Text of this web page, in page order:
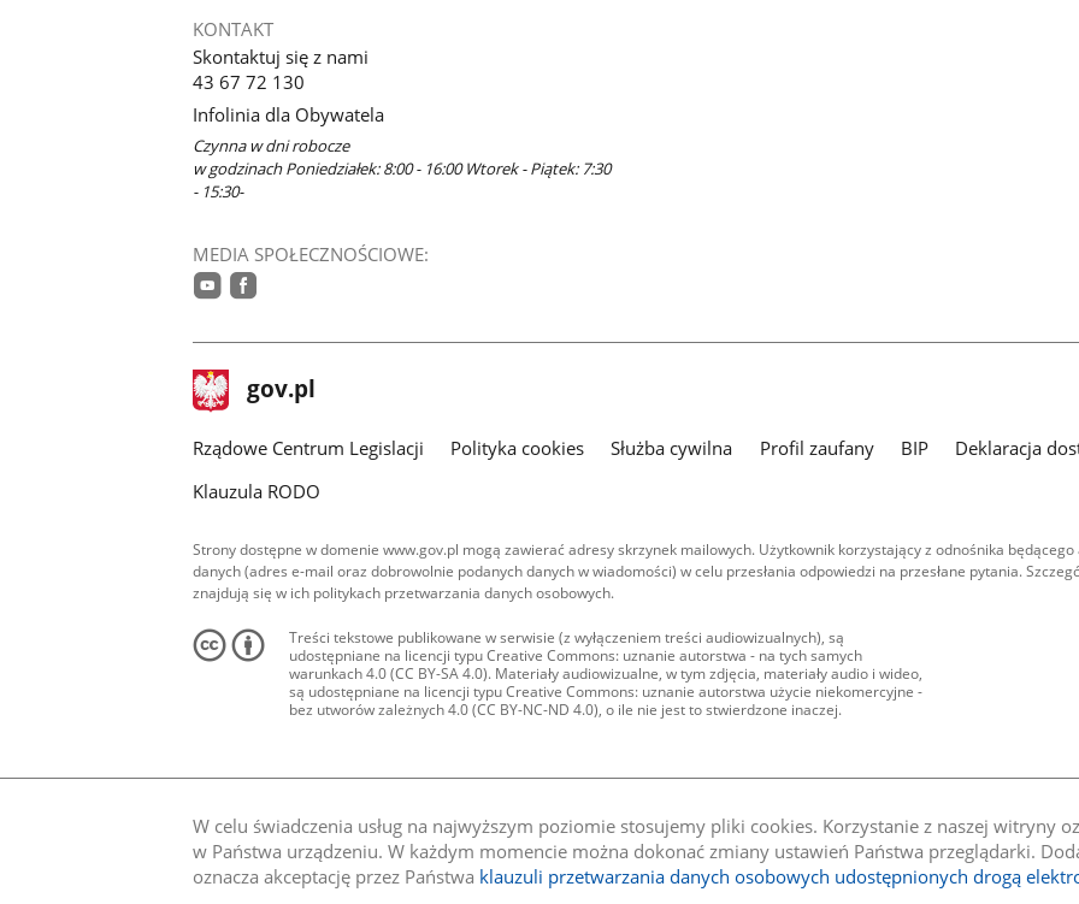
W celu świadczenia usług na najwyższym poziomie stosujemy pliki cookies. Korzystanie z naszej witryny
w Państwa urządzeniu. W każdym momencie można dokonać zmiany ustawień Państwa przeglądarki.
oznacza akceptację przez Państwa klauzuli przetwarzania danych osobowych udostępnionych drogą
KONTAKT
Skontaktuj się z nami
43 67 72 130
Infolinia dla Obywatela
Czynna w dni robocze
w godzinach Poniedziałek: 8:00 - 16:00 Wtorek - Piątek: 7:30
- 15:30-
MEDIA SPOŁECZNOŚCIOWE:
stopka
gov.pl Strona
gov.pl
Rządowe Centrum Legislacji Polityka cookies Służba cywilna Profil zaufany BIP
Deklaracja
Klauzula RODO
Strony dostępne w domenie www.gov.pl mogą zawierać adresy skrzynek mailowych. Użytkownik korzystający z odnośnika
danych (adres e-mail oraz dobrowolnie podanych danych w wiadomości) w celu przesłania odpowiedzi na przesłane pytania.
znajdują się w ich politykach przetwarzania danych osobowych.
Treści tekstowe publikowane w serwisie (z wyłączeniem treści audiowizualnych), są
udostępniane na licencji typu Creative Commons: uznanie autorstwa - na tych samych
warunkach 4.0 (CC BY-SA 4.0). Materiały audiowizualne, w tym zdjęcia, materiały audio i wideo,
są udostępniane na licencji typu Creative Commons: uznanie autorstwa użycie niekomercyjne -
bez utworów zależnych 4.0 (CC BY-NC-ND 4.0), o ile nie jest to stwierdzone inaczej.